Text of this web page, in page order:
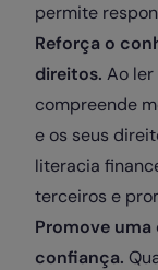
permite
Reforça o
direitos. Ao
compreende
e os seus
literacia
terceiros e
Promove
confiança.